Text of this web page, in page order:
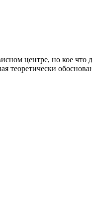
центре, но кое что
теоретически